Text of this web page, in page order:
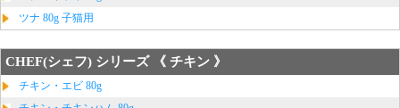
ツナ 80g 子猫用
CHEF(シェフ) シリーズ 《 チキン 》
チキン・エビ 80g